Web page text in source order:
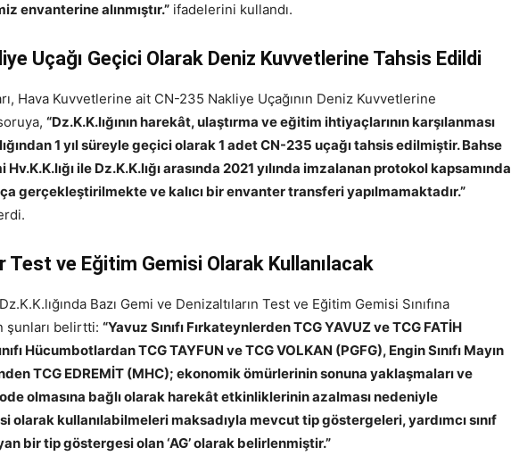
envanterine alınmıştır.” ifadelerini kullandı.
Uçağı Geçici Olarak Deniz Kuvvetlerine Tahsis Edildi
Hava Kuvvetlerine ait CN-235 Nakliye Uçağının Deniz Kuvvetlerine
“Dz.K.K.lığının harekât, ulaştırma ve eğitim ihtiyaçlarının karşılanması
1 yıl süreyle geçici olarak 1 adet CN-235 uçağı tahsis edilmiştir. Bahse
ile Dz.K.K.lığı arasında 2021 yılında imzalanan protokol kapsamında
gerçekleştirilmekte ve kalıcı bir envanter transferi yapılmamaktadır.”
Test ve Eğitim Gemisi Olarak Kullanılacak
Bazı Gemi ve Denizaltıların Test ve Eğitim Gemisi Sınıfına
şunları belirtti: “Yavuz Sınıfı Fırkateynlerden TCG YAVUZ ve TCG FATİH
Hücumbotlardan TCG TAYFUN ve TCG VOLKAN (PGFG), Engin Sınıfı Mayın
TCG EDREMİT (MHC); ekonomik ömürlerinin sonuna yaklaşmaları ve
olmasına bağlı olarak harekât etkinliklerinin azalması nedeniyle
olarak kullanılabilmeleri maksadıyla mevcut tip göstergeleri, yardımcı sınıf
bir tip göstergesi olan ‘AG’ olarak belirlenmiştir.”